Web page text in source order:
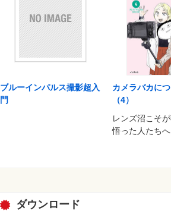
ブルーインパルス撮影超入
門
カメラバカに
（4）
レンズ沼こそ
悟った人たちへ
ダウンロード